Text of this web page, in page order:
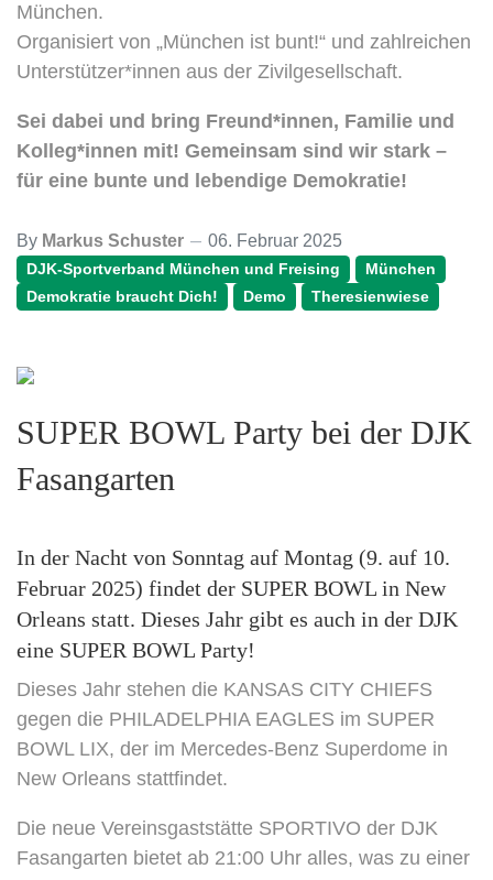
München.
Organisiert von „München ist bunt!“ und zahlreichen
Unterstützer*innen aus der Zivilgesellschaft.
Sei dabei und bring Freund*innen, Familie und
Kolleg*innen mit! Gemeinsam sind wir stark –
für eine bunte und lebendige Demokratie!
By Markus Schuster 06. Februar 2025
DJK-Sportverband München und Freising
München
Demokratie braucht Dich!
Demo Theresienwiese
SUPER BOWL Party bei der DJK
Fasangarten
In der Nacht von Sonntag auf Montag (9. auf 10.
Februar 2025) findet der SUPER BOWL in New
Orleans statt. Dieses Jahr gibt es auch in der DJK
eine SUPER BOWL Party!
Dieses Jahr stehen die KANSAS CITY CHIEFS
gegen die PHILADELPHIA EAGLES im SUPER
BOWL LIX, der im Mercedes-Benz Superdome in
New Orleans stattfindet.
Die neue Vereinsgaststätte SPORTIVO der DJK
Fasangarten bietet ab 21:00 Uhr alles, was zu einer